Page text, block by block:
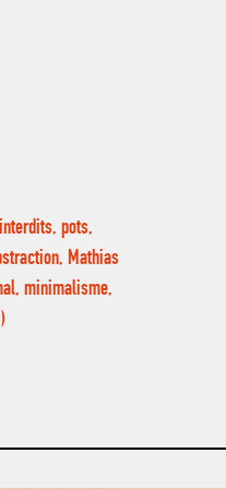
pots,
Mathias
minimalisme,